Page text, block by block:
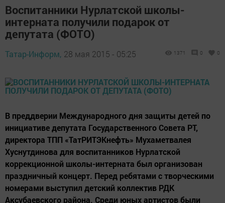
Воспитанники Нурлатской школы-
интерната получили подарок от
депутата (ФОТО)
Татар-Информ, 28 мая 2015 - 05:25 1371 0 0
В преддверии Международного дня защиты детей по
инициативе депутата Государственного Совета РТ,
директора ТПП «ТатРИТЭКнефть» Мухаметвалея
Хуснутдинова для воспитанников Нурлатской
коррекционной школы-интерната был организован
праздничный концерт. Перед ребятами с творческими
номерами выступил детский коллектив РДК
Аксубаевского района. Среди юных артистов были